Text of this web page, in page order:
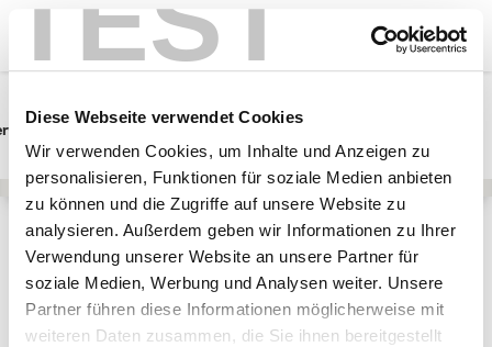
Diese Webseite verwendet Cookies
Wir verwenden Cookies, um Inhalte und Anzeigen zu
personalisieren, Funktionen für soziale Medien anbieten
zu können und die Zugriffe auf unsere Website zu
analysieren. Außerdem geben wir Informationen zu Ihrer
Verwendung unserer Website an unsere Partner für
soziale Medien, Werbung und Analysen weiter. Unsere
Partner führen diese Informationen möglicherweise mit
weiteren Daten zusammen, die Sie ihnen bereitgestellt
Lebensphasen Kinder
Kinderchirurgie
Teilnehmende Krankenkassen
Schön, dass Du